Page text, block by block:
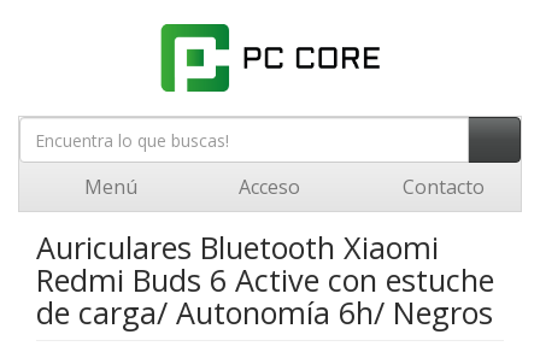
Menú Acceso Contacto
Auriculares Bluetooth Xiaomi
Redmi Buds 6 Active con estuche
de carga/ Autonomía 6h/ Negros